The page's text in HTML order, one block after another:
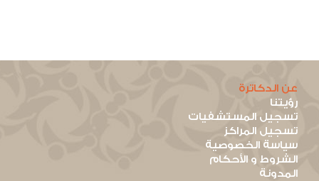
عن الدكاترة
رؤيتنا
تسجيل المستشفيات
تسجيل المراكز
سياسة الخصوصية
الشروط و الأحكام
المدونة